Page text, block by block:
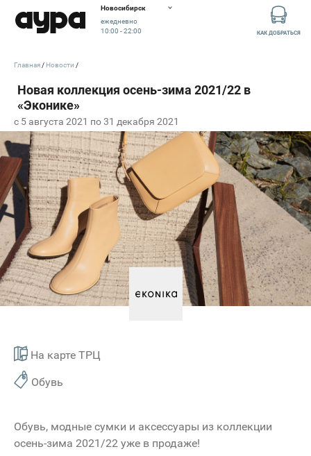
Новосибирск
ежедневно
10:00 - 22:00
КАК ДОБРАТЬСЯ
c 5 августа 2021 по 31 декабря 2021
На карте ТРЦ
Обувь
Главная Новости
Обувь, модные сумки и аксессуары из коллекции
осень-зима 2021/22 уже в продаже!